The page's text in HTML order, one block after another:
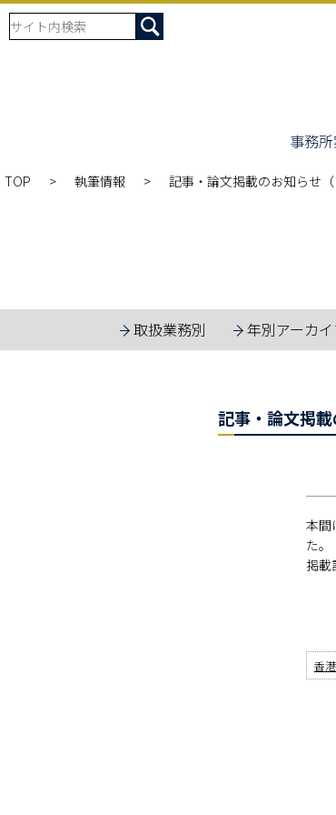
事務
TOP 執筆情報 記事・論文掲載のお知らせ
取扱業務別 年別アーカ
記事・論文掲
本間
た。
掲載
香